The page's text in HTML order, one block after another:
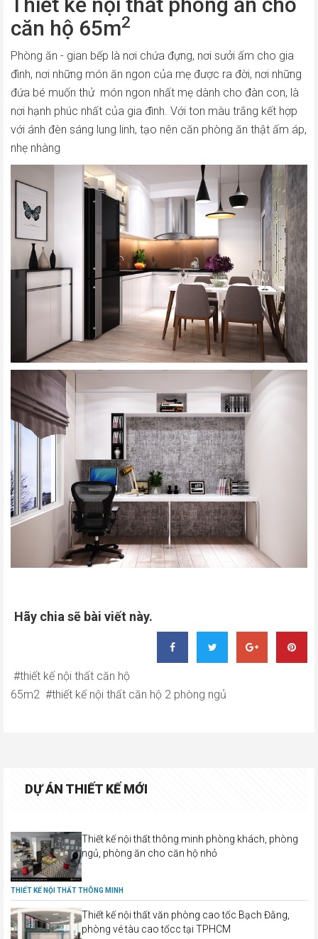
căn hộ 65m2
Phòng ăn - gian bếp là nơi chứa đựng, nơi sưởi ấm cho gia
đình, nơi những món ăn ngon của mẹ được ra đời, nơi những
đứa bé muốn thử món ngon nhất mẹ dành cho đàn con, là
nơi hạnh phúc nhất của gia đình. Với ton màu trắng kết hợp
với ánh đèn sáng lung linh, tạo nên căn phòng ăn thật ấm áp,
nhẹ nhàng
Hãy chia sẽ bài viết này.
thiết kế nội thất căn hộ
65m2
thiết kế nội thất căn hộ 2 phòng ngủ
DỰ ÁN THIẾT KẾ MỚI
Thiết kế nội thất thông minh phòng khách, phòng
ngủ, phòng ăn cho căn hộ nhỏ
THIẾT KẾ NỘI THẤT THÔNG MINH
Thiết kế nội thất văn phòng cao tốc Bạch Đằng,
phòng vé tàu cao tốcc tại TPHCM